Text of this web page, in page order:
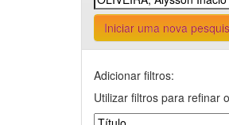
Iniciar uma nova
Adicionar filtros:
Utilizar filtros para refinar